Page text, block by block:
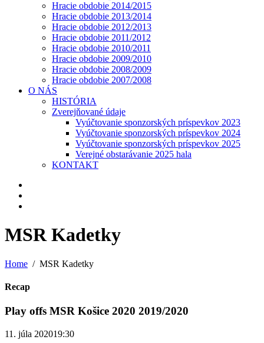
Hracie obdobie 2014/2015
Hracie obdobie 2013/2014
Hracie obdobie 2012/2013
Hracie obdobie 2011/2012
Hracie obdobie 2010/2011
Hracie obdobie 2009/2010
Hracie obdobie 2008/2009
Hracie obdobie 2007/2008
O NÁS
HISTÓRIA
Zverejňované údaje
Vyúčtovanie sponzorských príspevkov 2023
Vyúčtovanie sponzorských príspevkov 2024
Vyúčtovanie sponzorských príspevkov 2025
Verejné obstarávanie 2025 hala
KONTAKT
MSR Kadetky
Home MSR Kadetky
Recap
Play offs MSR Košice 2020 2019/2020
11. júla 202019:30